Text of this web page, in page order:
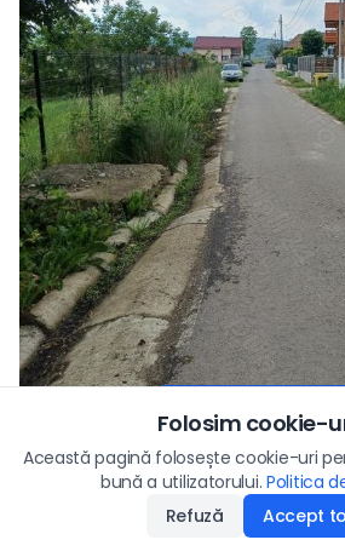
Vezi toate
Preț
49.500€
14.04.2026
Folosim cookie-
Această pagină folosește cookie-uri
bună a utilizatorului. Politica
Refuză
Accept